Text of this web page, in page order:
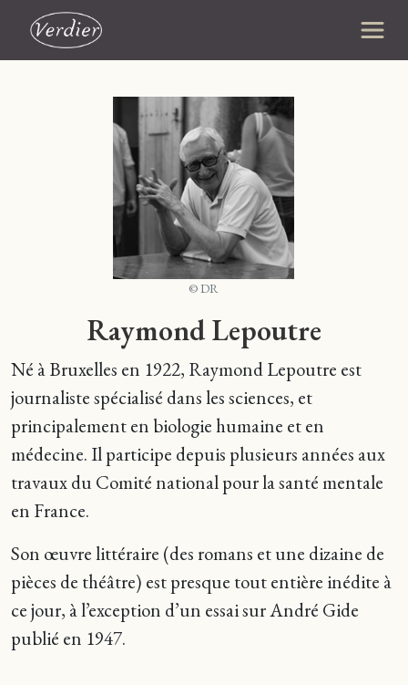
© DR
Raymond Lepoutre
Né à Bruxelles en 1922, Raymond Lepoutre est
journaliste spécialisé dans les sciences, et
principalement en biologie humaine et en
médecine. Il participe depuis plusieurs années aux
travaux du Comité national pour la santé mentale
en France.
Son œuvre littéraire (des romans et une dizaine de
pièces de théâtre) est presque tout entière inédite à
ce jour, à l’exception d’un essai sur André Gide
publié en 1947.